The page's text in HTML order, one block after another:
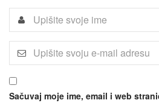
Sačuvaj moje ime, email i web